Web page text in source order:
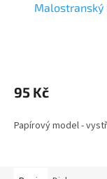
Malostranský
95 Kč
Papírový model -